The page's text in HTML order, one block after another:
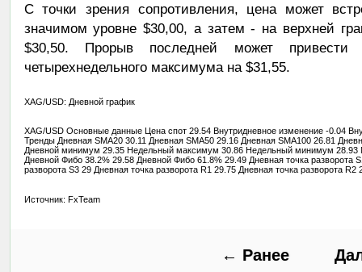
С точки зрения сопротивления, цена может
значимом уровне $30,00, а затем - на верхней
$30,50. Прорыв последней может привести
четырехнедельного максимума на $31,55.
XAG/USD: Дневной график
XAG/USD Основные данные Цена спот 29.54 Внутридневное изменение -0.04
Тренды Дневная SMA20 30.11 Дневная SMA50 29.16 Дневная SMA100 26.81
Дневной минимум 29.35 Недельный максимум 30.86 Недельный минимум
Дневной Фибо 38.2% 29.58 Дневной Фибо 61.8% 29.49 Дневная точка разворота
разворота S3 29 Дневная точка разворота R1 29.75 Дневная точка разворота
Источник: FxTeam
← Ранее